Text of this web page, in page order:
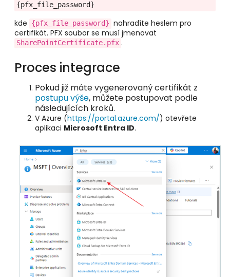
{pfx_file_password}
kde {pfx_file_password} nahradíte heslem pro
certifikát. PFX soubor se musí jmenovat
SharePointCertificate.pfx .
Proces integrace
Pokud již máte vygenerovaný certifikát z
postupu výše, můžete postupovat podle
následujících kroků.
V Azure (https://portal.azure.com/) otevřete
aplikaci Microsoft Entra ID.